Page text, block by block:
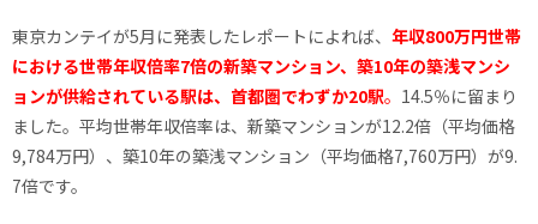
東京カンテイが5月に発表したレポートによれば、 年収800万円世帯
における世帯年収倍率7倍の新築マンション、築10年の築浅マンシ
ョンが供給されている駅は、首都圏でわずか20駅。 14.5％に留まり
ました。平均世帯年収倍率は、新築マンションが12.2倍（平均価格
9,784万円）、築10年の築浅マンション（平均価格7,760万円）が9.
7倍です。